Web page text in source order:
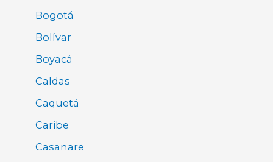
Bogotá
Bolívar
Boyacá
Caldas
Caquetá
Caribe
Casanare